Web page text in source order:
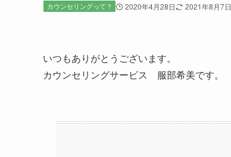
カウンセリングって？ 2020年4月28日 2021年8月7日
いつもありがとうございます。
カウンセリングサービス 服部希美です。